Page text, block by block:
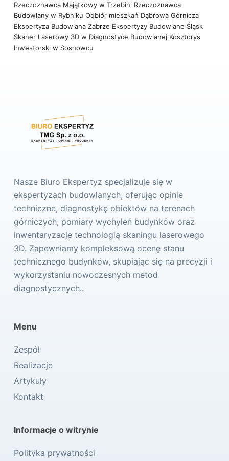
Rzeczoznawca Majątkowy w Trzebini Rzeczoznawca
Budowlany w Rybniku Odbiór mieszkań Dąbrowa Górnicza
Ekspertyza Budowlana Zabrze Ekspertyzy Budowlane Śląsk
Skaner Laserowy 3D w Diagnostyce Budowlanej Kosztorys
Inwestorski w Sosnowcu
Nasze Biuro Ekspertyz specjalizuje się w
ekspertyzach budowlanych, oferując opinie
techniczne, diagnostykę obiektów na terenach
górniczych, pomiary wychyleń budynków oraz
inwentaryzacje technologią skaningu laserowego
3D. Zapewniamy kompleksową ocenę stanu
technicznego budynków, skupiając się na precyzji i
wykorzystaniu nowoczesnych metod
diagnostycznych..
Menu
Zespół
Realizacje
Artykuły
Kontakt
Informacje o witrynie
Polityka prywatności